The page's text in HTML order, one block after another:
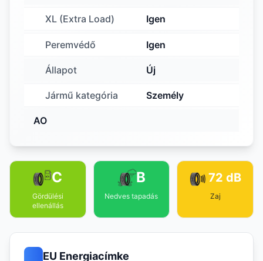
XL (Extra Load) Igen
Peremvédő Igen
Állapot Új
Jármű kategória Személy
AO
C
Gördülési
ellenállás
B
Nedves tapadás
72 dB
Zaj
EU Energiacímke